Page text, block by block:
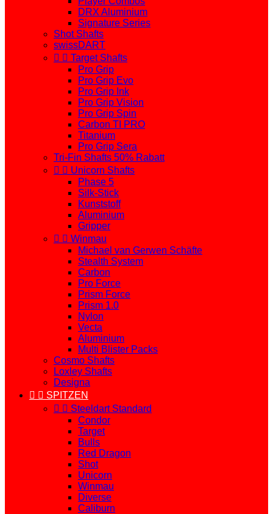
DRX Aluminium
Signature Series
Shot Shafts
swissDART
  Target Shafts
Pro Grip
Pro Grip Evo
Pro Grip Ink
Pro Grip Vision
Pro Grip Spin
Carbon TI PRO
Titanium
Pro Grip Sera
Tri-Fin Shafts 50% Rabatt
  Unicorn Shafts
Phase 5
Silk-Stick
Kunststoff
Aluminium
Gripper
  Winmau
Michael van Gerwen Schäfte
Stealth System
Carbon
Pro Force
Prism Force
Prism 1.0
Nylon
Vecta
Aluminium
Multi Blister Packs
Cosmo Shafts
Loxley Shafts
Designa
  SPITZEN
  Steeldart Standard
Condor
Target
Bulls
Red Dragon
Shot
Unicorn
Winmau
Diverse
Caliburn